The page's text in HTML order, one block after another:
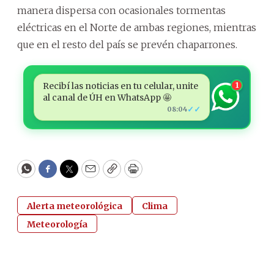
manera dispersa con ocasionales tormentas
eléctricas en el Norte de ambas regiones, mientras
que en el resto del país se prevén chaparrones.
Recibí las noticias en tu celular, unite
al canal de ÚH en WhatsApp 🤩
08:04✓✓
1
WhatsApp
Facebook
Twitter
EmailCopyPrint
Alerta meteorológica
Clima
Meteorología